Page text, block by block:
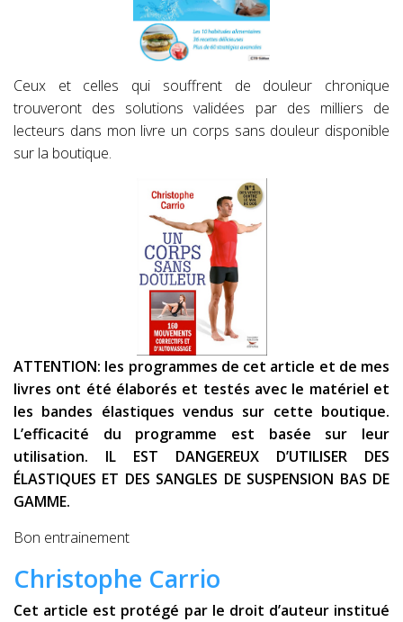
Ceux et celles qui souffrent de douleur chronique
trouveront des solutions validées par des milliers de
lecteurs dans mon livre un corps sans douleur disponible
sur la boutique.
ATTENTION: les programmes de cet article et de mes
livres ont été élaborés et testés avec le matériel et
les bandes élastiques vendus sur cette boutique.
L’efficacité du programme est basée sur leur
utilisation. IL EST DANGEREUX D’UTILISER DES
ÉLASTIQUES ET DES SANGLES DE SUSPENSION BAS DE
GAMME.
Bon entrainement
Christophe Carrio
Cet article est protégé par le droit d’auteur institué